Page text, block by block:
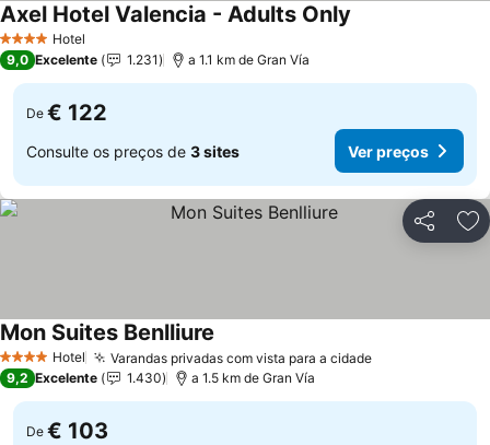
4 EstrelasHotel
Axel Hotel Valencia - Adults Only
9,0 Excelente 1.231 a 1.1 km de Gran Vía
De € 122
Consulte os preços de 3 sites Ver preços
Partilhar
4 EstrelasHotel Varandas privadas com vista para a cidade
Mon Suites Benlliure
9,2 Excelente 1.430 a 1.5 km de Gran Vía
De € 103